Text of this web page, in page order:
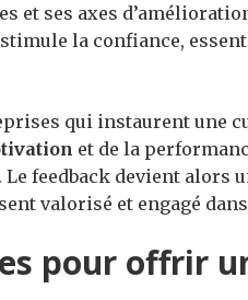
et ses axes
la confiance,
qui instaurent une
et de la
feedback devient alors
valorisé et engagé
pour offrir